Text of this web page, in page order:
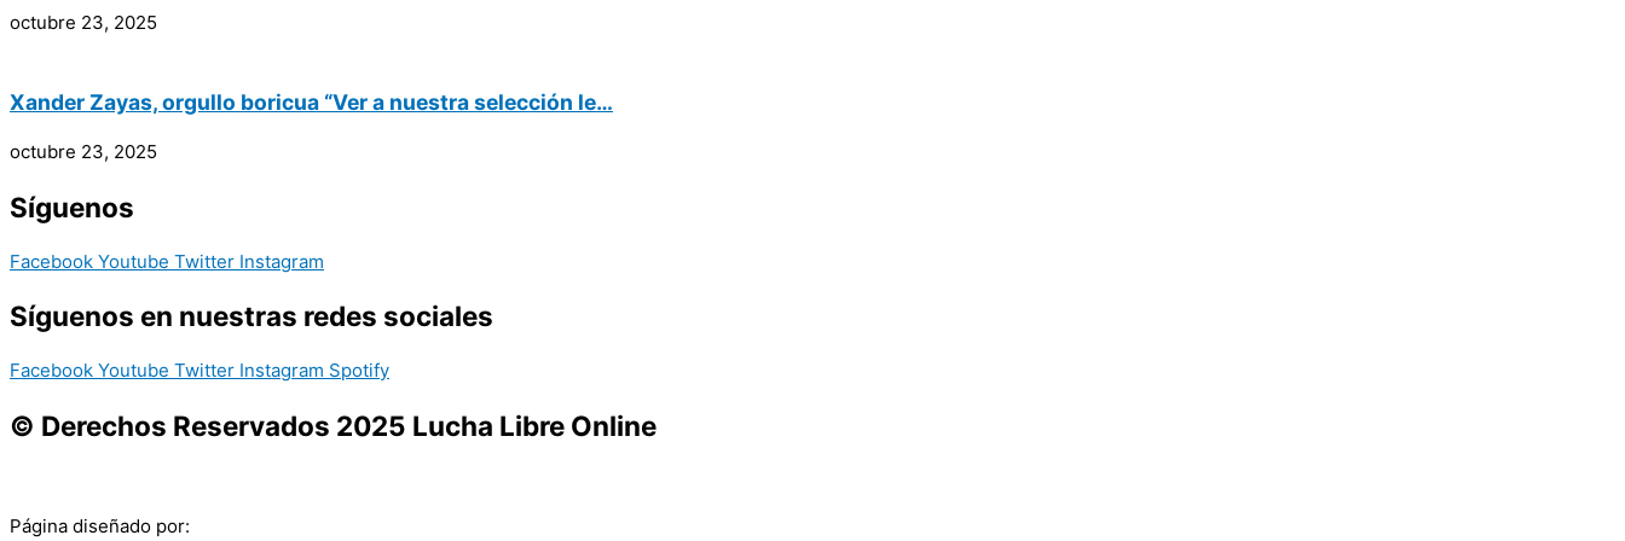
octubre 23, 2025
Xander Zayas, orgullo boricua “Ver a nuestra selección le…
octubre 23, 2025
Síguenos
Facebook Youtube Twitter Instagram
Síguenos en nuestras redes sociales
Facebook Youtube Twitter Instagram Spotify
© Derechos Reservados 2025 Lucha Libre Online
Página diseñado por: